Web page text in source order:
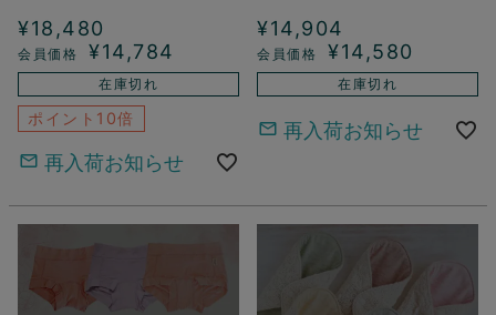
¥18,480
¥14,784
在庫切れ
ポイント10倍
再入荷お知らせ
¥14,904
¥14,580
在庫切れ
再入荷お知らせ